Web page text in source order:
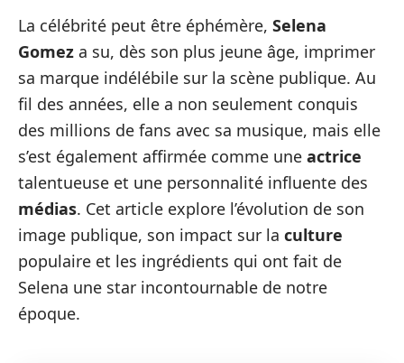
La célébrité peut être éphémère, Selena
Gomez a su, dès son plus jeune âge, imprimer
sa marque indélébile sur la scène publique. Au
fil des années, elle a non seulement conquis
des millions de fans avec sa musique, mais elle
s’est également affirmée comme une actrice
talentueuse et une personnalité influente des
médias. Cet article explore l’évolution de son
image publique, son impact sur la culture
populaire et les ingrédients qui ont fait de
Selena une star incontournable de notre
époque.